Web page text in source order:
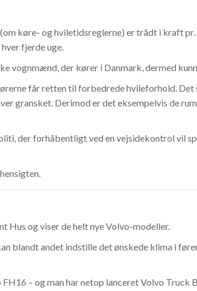
køre- og hviletidsreglerne) er trådt i kraft
fjerde uge.
vognmænd, der kører i Danmark, dermed
får retten til forbedrede hvileforhold. Det
gransket. Derimod er det eksempelvis de
der forhåbentligt ved en vejsidekontrol vil
Hus og viser de helt nye Volvo-modeller.
blandt andet indstille det ønskede klima i
– og man har netop lanceret Volvo Truck